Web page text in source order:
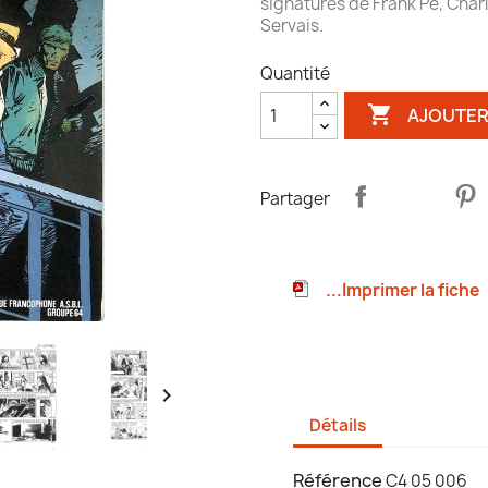

Servais.
Quantité

Partager
...Imprimer la fiche
Détails
RéférenceC4 05 006